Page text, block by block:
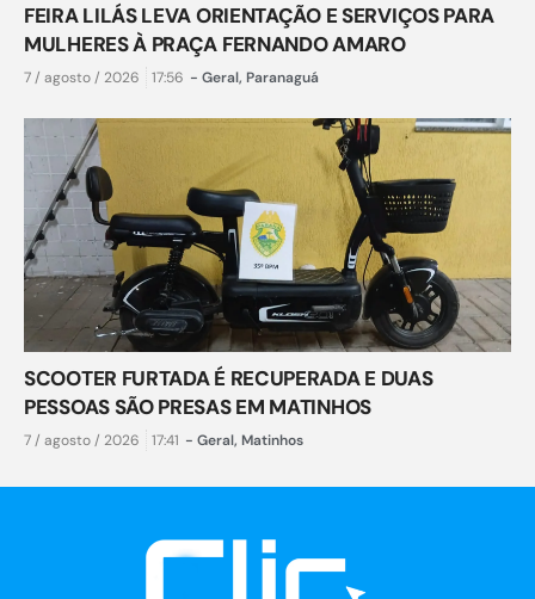
FEIRA LILÁS LEVA ORIENTAÇÃO E SERVIÇOS PARA
MULHERES À PRAÇA FERNANDO AMARO
7 / agosto / 2026 17:56 - Geral, Paranaguá
SCOOTER FURTADA É RECUPERADA E DUAS
PESSOAS SÃO PRESAS EM MATINHOS
7 / agosto / 2026 17:41 - Geral, Matinhos